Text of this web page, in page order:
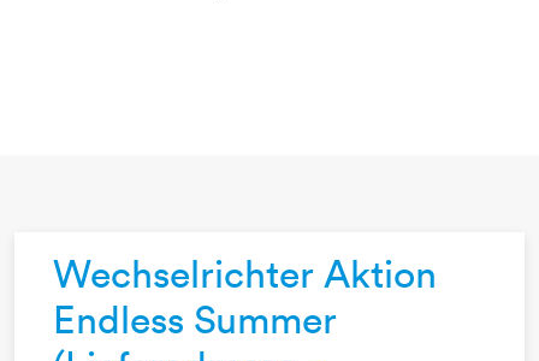
Wechselrichter Aktion
Endless Summer